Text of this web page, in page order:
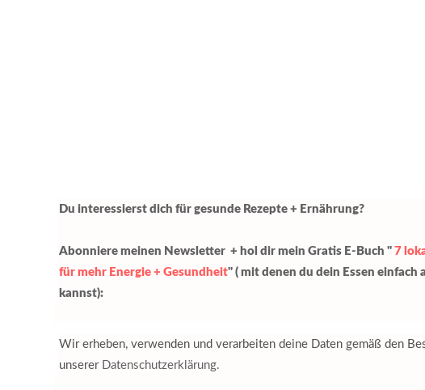
Du interessierst dich für gesunde Rezepte + Ernährung?
Abonniere meinen Newsletter + hol dir mein Gratis E-Buch " 7
für mehr Energie + Gesundheit" ( mit denen du dein Essen einfach
kannst):
Wir erheben, verwenden und verarbeiten deine Daten gemäß den
unserer Datenschutzerklärung.